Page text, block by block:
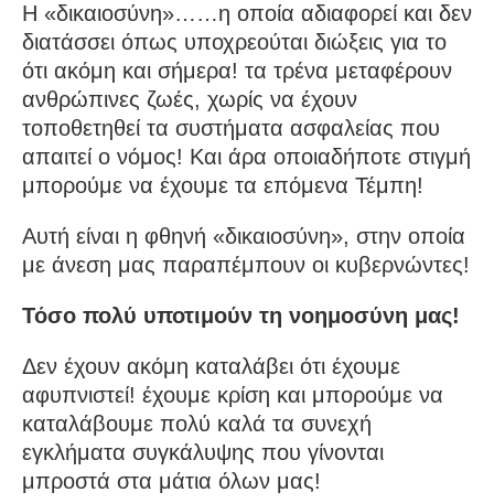
Η «δικαιοσύνη»……η οποία αδιαφορεί και δεν
διατάσσει όπως υποχρεούται διώξεις για το
ότι ακόμη και σήμερα! τα τρένα μεταφέρουν
ανθρώπινες ζωές, χωρίς να έχουν
τοποθετηθεί τα συστήματα ασφαλείας που
απαιτεί ο νόμος! Και άρα οποιαδήποτε στιγμή
μπορούμε να έχουμε τα επόμενα Τέμπη!
Αυτή είναι η φθηνή «δικαιοσύνη», στην οποία
με άνεση μας παραπέμπουν οι κυβερνώντες!
Τόσο πολύ υποτιμούν τη νοημοσύνη μας!
Δεν έχουν ακόμη καταλάβει ότι έχουμε
αφυπνιστεί! έχουμε κρίση και μπορούμε να
καταλάβουμε πολύ καλά τα συνεχή
εγκλήματα συγκάλυψης που γίνονται
μπροστά στα μάτια όλων μας!